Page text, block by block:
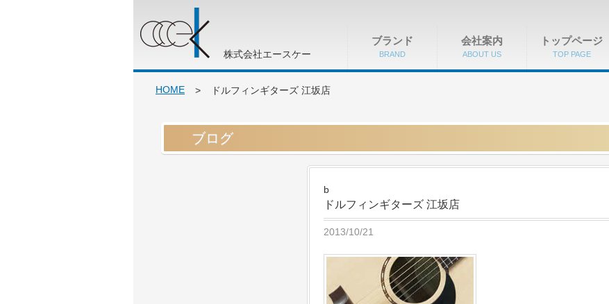
株式会社エースケー
ブランド
BRAND
会社案内
ABOUT US
トップページ
TOP PAGE
HOME > ドルフィンギターズ 江坂店
ブログ
b
ドルフィンギターズ 江坂店
2013/10/21